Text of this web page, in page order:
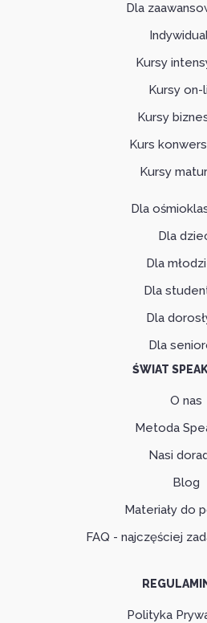
Dla
Kursy
Kursy on-
Kursy
Kurs
Kursy
Dla
Dla
Dla
Dla
Dla
Dla
ŚWIAT
O nas
Metoda
Nasi
Blog
Materiały do
FAQ - najczęściej
Polityka